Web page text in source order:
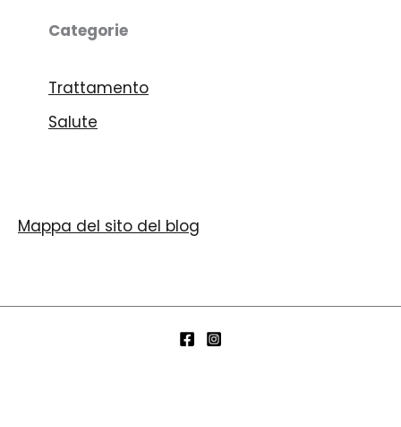
Categorie
Trattamento
Salute
Mappa del sito del blog